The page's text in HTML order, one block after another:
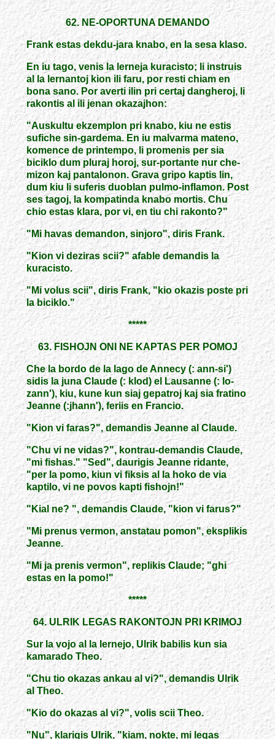
62. NE-OPORTUNA DEMANDO
Frank estas dekdu-jara knabo, en la sesa klaso.
En iu tago, venis la lerneja kuracisto; li instruis
al la lernantoj kion ili faru, por resti chiam en
bona sano. Por averti ilin pri certaj dangheroj, li
rakontis al ili jenan okazajhon:
"Auskultu ekzemplon pri knabo, kiu ne estis
sufiche sin-gardema. En iu malvarma mateno,
komence de printempo, li promenis per sia
biciklo dum pluraj horoj, sur-portante nur che-
mizon kaj pantalonon. Grava gripo kaptis lin,
dum kiu li suferis duoblan pulmo-inflamon. Post
ses tagoj, la kompatinda knabo mortis. Chu
chio estas klara, por vi, en tiu chi rakonto?"
"Mi havas demandon, sinjoro", diris Frank.
"Kion vi deziras scii?" afable demandis la
kuracisto.
"Mi volus scii", diris Frank, "kio okazis poste pri
la biciklo."
*****
63. FISHOJN ONI NE KAPTAS PER POMOJ
Che la bordo de la lago de Annecy (: ann-si')
sidis la juna Claude (: klod) el Lausanne (: lo-
zann'), kiu, kune kun siaj gepatroj kaj sia fratino
Jeanne (:jhann'), feriis en Francio.
"Kion vi faras?", demandis Jeanne al Claude.
"Chu vi ne vidas?", kontrau-demandis Claude,
"mi fishas." "Sed", daurigis Jeanne ridante,
"per la pomo, kiun vi fiksis al la hoko de via
kaptilo, vi ne povos kapti fishojn!"
"Kial ne? ", demandis Claude, "kion vi farus?"
"Mi prenus vermon, anstatau pomon", eksplikis
Jeanne.
"Mi ja prenis vermon", replikis Claude; "ghi
estas en la pomo!"
*****
64. ULRIK LEGAS RAKONTOJN PRI KRIMOJ
Sur la vojo al la lernejo, Ulrik babilis kun sia
kamarado Theo.
"Chu tio okazas ankau al vi?", demandis Ulrik
al Theo.
"Kio do okazas al vi?", volis scii Theo.
"Nu", klarigis Ulrik, "kiam, nokte, mi legas